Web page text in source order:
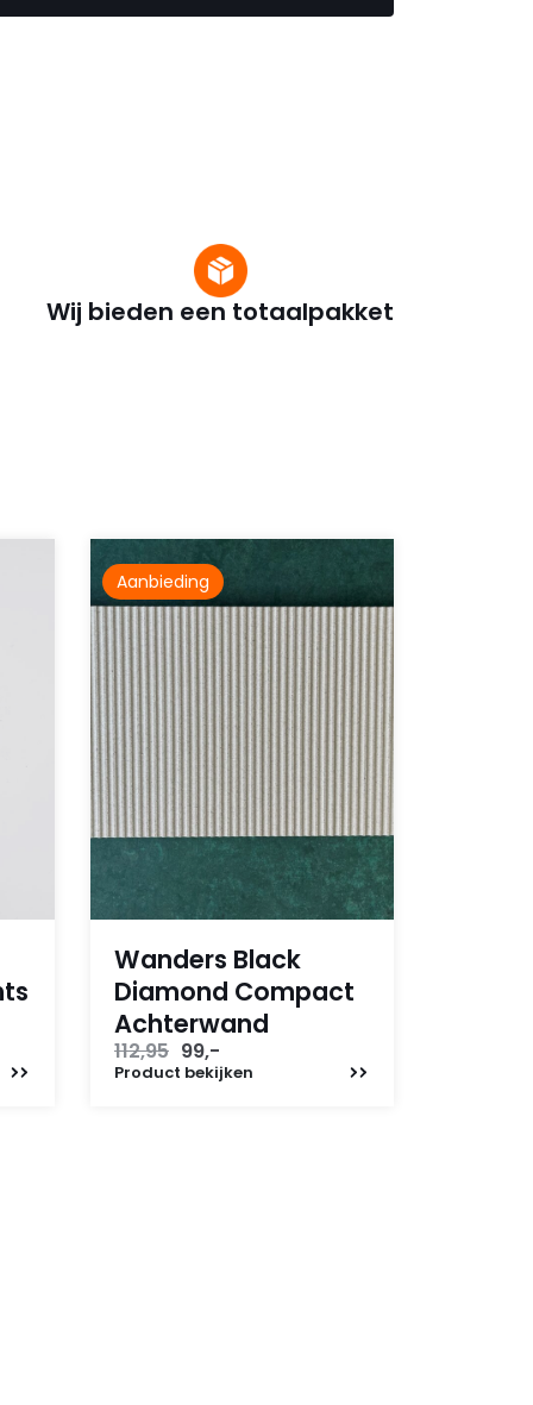
Wij bieden een totaalpakket
Aanbieding
Wanders Black
Diamond Compact
Achterwand
112,95 Oorspronkelijke
prijs
99,-
prijs
Product bekijken